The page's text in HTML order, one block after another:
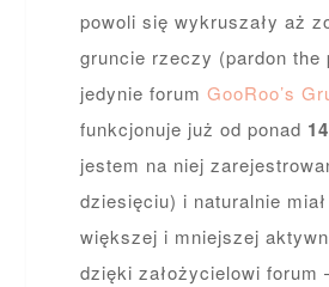
powoli się wykruszały aż
gruncie rzeczy (pardon the
jedynie forumGooRoo’s
funkcjonuje już od ponad
jestem na niej
dziesięciu) i naturalnie
większej i mniejszej
dzięki założycielowi forum